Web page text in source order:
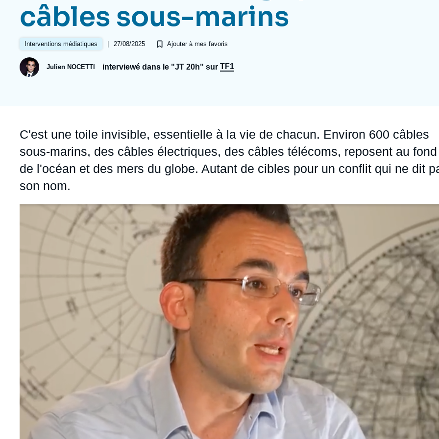
Partenariats et réseaux
Ramses
Intelligence artificielle
OTAN
Europe
Jeudi 17 septembre 2026 17:30
câbles sous-marins
Interventions médiatiques | 27/08/2025 Ajouter à mes favoris
Julien NOCETTI interviewé dans le "JT 20h" sur TF1
Accroche
C'est une toile invisible, essentielle à la vie de chacun. Environ 600 câbles
sous-marins, des câbles électriques, des câbles télécoms, reposent au fond
de l'océan et des mers du globe. Autant de cibles pour un conflit qui ne dit
son nom.
Image
principale